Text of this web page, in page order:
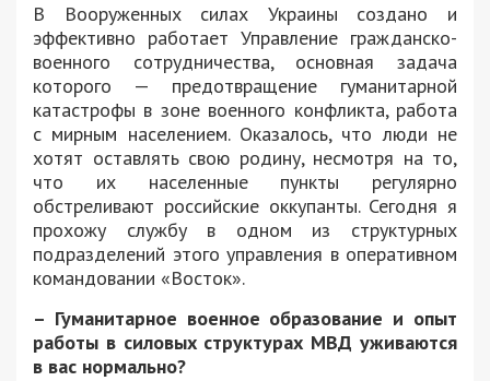
В Вооруженных силах Украины создано и
эффективно работает Управление гражданско-
военного сотрудничества, основная задача
которого — предотвращение гуманитарной
катастрофы в зоне военного конфликта, работа
с мирным населением. Оказалось, что люди не
хотят оставлять свою родину, несмотря на то,
что их населенные пункты регулярно
обстреливают российские оккупанты. Сегодня я
прохожу службу в одном из структурных
подразделений этого управления в оперативном
командовании «Восток».
– Гуманитарное военное образование и опыт
работы в силовых структурах МВД уживаются
в вас нормально?